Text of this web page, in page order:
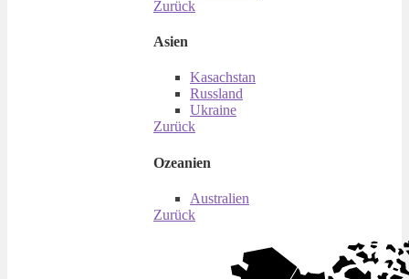
Zurück
Asien
Kasachstan
Russland
Ukraine
Zurück
Ozeanien
Australien
Zurück